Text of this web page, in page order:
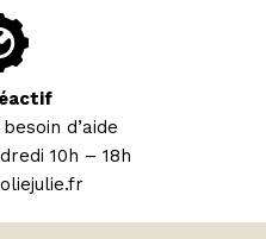
d’aide
10h – 18h